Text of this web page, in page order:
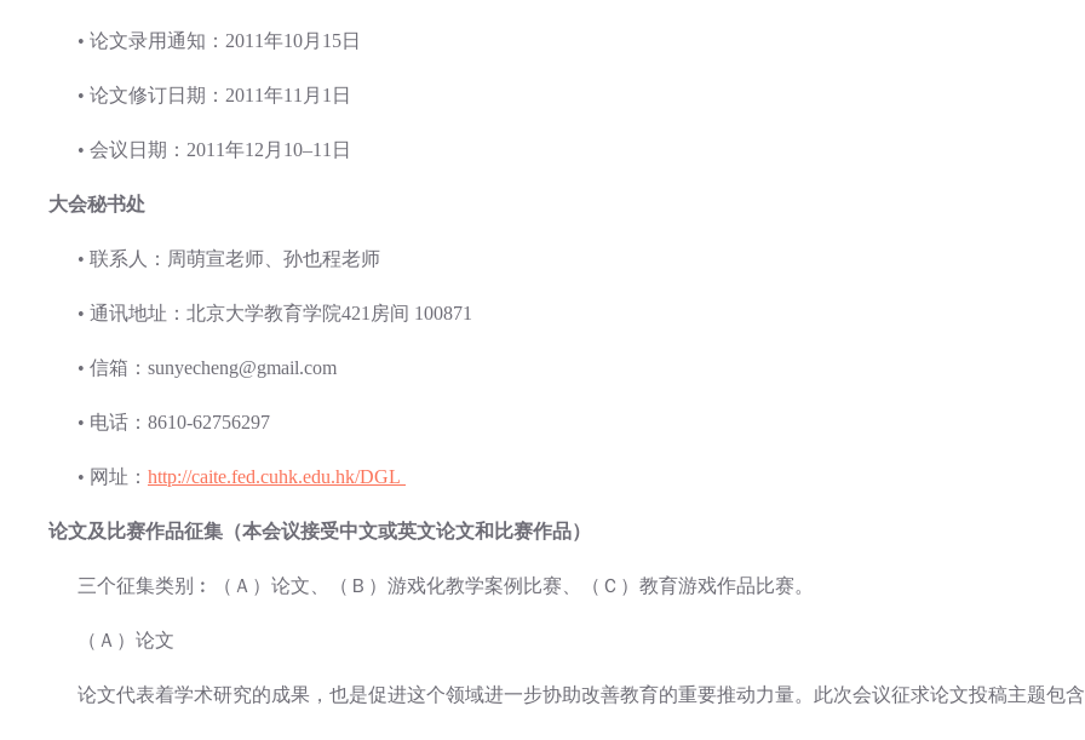
• 论文录用通知：2011年10月15日
• 论文修订日期：2011年11月1日
• 会议日期：2011年12月10–11日
大会秘书处
• 联系人：周萌宣老师、孙也程老师
• 通讯地址：北京大学教育学院421房间 100871
• 信箱：sunyecheng@gmail.com
• 电话：8610-62756297
• 网址： http://caite.fed.cuhk.edu.hk/DGL
论文及比赛作品征集（本会议接受中文或英文论文和比赛作品）
三个征集类别︰（Ａ）论文、（Ｂ）游戏化教学案例比赛、（Ｃ）教育游戏作品比赛。
（Ａ）论文
论文代表着学术研究的成果，也是促进这个领域进一步协助改善教育的重要推动力量。此次会议征求论文投稿主题包